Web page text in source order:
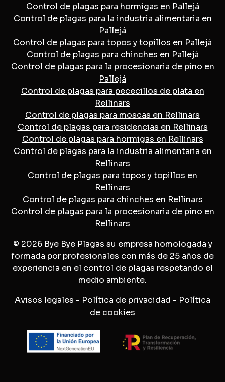
Control de plagas para hormigas en Pallejá
Control de plagas para la industria alimentaria en
Pallejá
Control de plagas para topos y topillos en Pallejá
Control de plagas para chinches en Pallejá
Control de plagas para la procesionaria de pino en
Pallejá
Control de plagas para pececillos de plata en
Rellinars
Control de plagas para moscas en Rellinars
Control de plagas para residencias en Rellinars
Control de plagas para hormigas en Rellinars
Control de plagas para la industria alimentaria en
Rellinars
Control de plagas para topos y topillos en
Rellinars
Control de plagas para chinches en Rellinars
Control de plagas para la procesionaria de pino en
Rellinars
© 2026 Bye Bye Plagas su empresa homologada y
formada por profesionales con más de 25 años de
experiencia en el control de plagas respetando el
medio ambiente.
Avisos legales - Política de privacidad - Política
de cookies